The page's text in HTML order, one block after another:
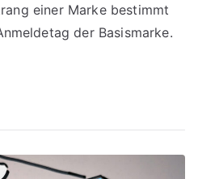
einer Marke bestimmt
der Basismarke.